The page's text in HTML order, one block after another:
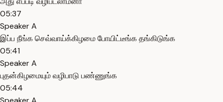
05:37
Speaker A
இப்ப நீங்க செவ்வாய்க்கிழமை போயிட்டீங்க தங்கிடுங்க
05:41
Speaker A
புதன்கிழமையும் வழிபாடு பண்ணுங்க
05:44